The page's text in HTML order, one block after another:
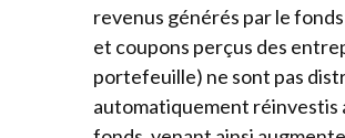
revenus générés par le
et coupons perçus des
portefeuille) ne sont pas
automatiquement réinvestis